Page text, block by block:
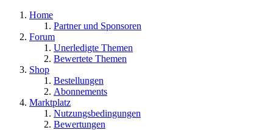
Home
Partner und Sponsoren
Forum
Unerledigte Themen
Bewertete Themen
Shop
Bestellungen
Abonnements
Marktplatz
Nutzungsbedingungen
Bewertungen